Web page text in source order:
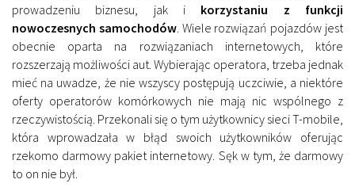
prowadzeniu biznesu, jak i korzystaniu z funkcji
nowoczesnych samochodów. Wiele rozwiązań pojazdów jest
obecnie oparta na rozwiązaniach internetowych, które
rozszerzają możliwości aut. Wybierając operatora, trzeba jednak
mieć na uwadze, że nie wszyscy postępują uczciwie, a niektóre
oferty operatorów komórkowych nie mają nic wspólnego z
rzeczywistością. Przekonali się o tym użytkownicy sieci T-mobile,
która wprowadzała w błąd swoich użytkowników oferując
rzekomo darmowy pakiet internetowy. Sęk w tym, że darmowy
to on nie był.